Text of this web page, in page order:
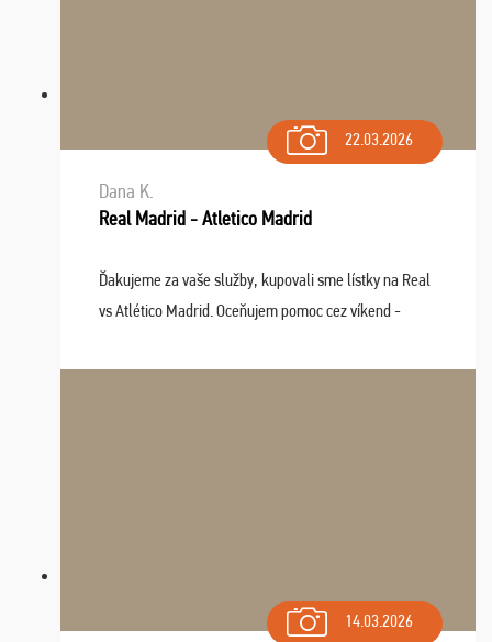
22.03.2026
Dana K.
Real Madrid - Atletico Madrid
Ďakujeme za vaše služby, kupovali sme lístky na Real
vs Atlético Madrid. Oceňujem pomoc cez víkend -
spokojnosti. Sedenie bolo dobré, štadión Barnabéu ...
14.03.2026